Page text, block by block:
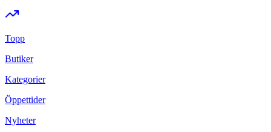
Topp
Butiker
Kategorier
Öppettider
Nyheter